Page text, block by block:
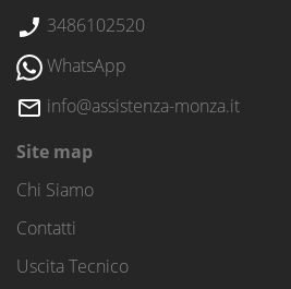
3486102520
WhatsApp
info@assistenza-monza.it
Site map
Chi Siamo
Contatti
Uscita Tecnico